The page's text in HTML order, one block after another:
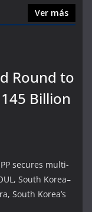
Ver más
Round to
Billion
secures multi-
South Korea–
South Korea’s